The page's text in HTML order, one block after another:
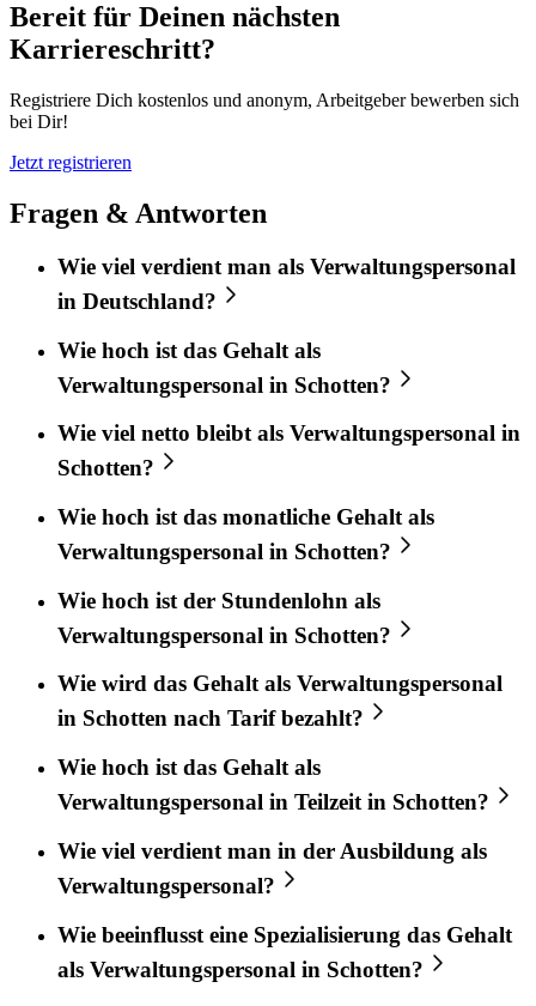
Bereit für Deinen nächsten
Karriereschritt?
Registriere Dich kostenlos und anonym, Arbeitgeber bewerben sich
bei Dir!
Jetzt registrieren
Fragen & Antworten
Wie viel verdient man als Verwaltungspersonal
in Deutschland?
Wie hoch ist das Gehalt als
Verwaltungspersonal in Schotten?
Wie viel netto bleibt als Verwaltungspersonal in
Schotten?
Wie hoch ist das monatliche Gehalt als
Verwaltungspersonal in Schotten?
Wie hoch ist der Stundenlohn als
Verwaltungspersonal in Schotten?
Wie wird das Gehalt als Verwaltungspersonal
in Schotten nach Tarif bezahlt?
Wie hoch ist das Gehalt als
Verwaltungspersonal in Teilzeit in Schotten?
Wie viel verdient man in der Ausbildung als
Verwaltungspersonal?
Wie beeinflusst eine Spezialisierung das Gehalt
als Verwaltungspersonal in Schotten?